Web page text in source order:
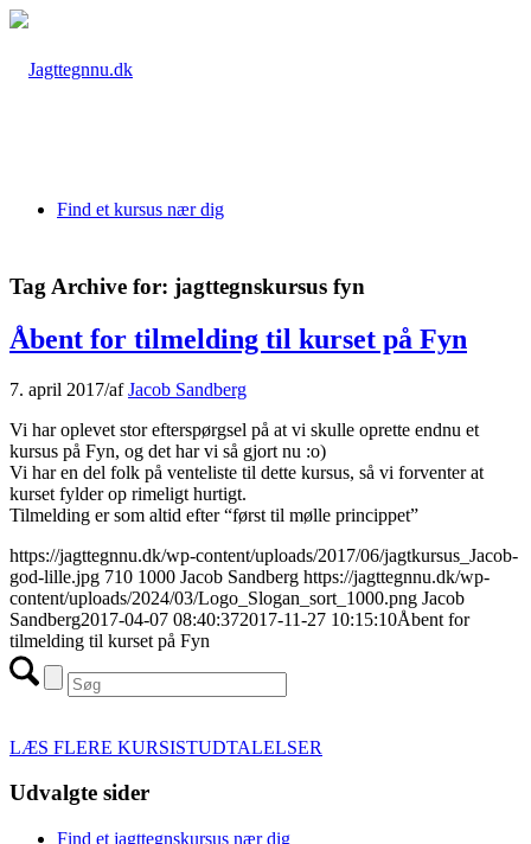
Find et kursus nær dig
Tag Archive for: jagttegnskursus fyn
Åbent for tilmelding til kurset på Fyn
7. april 2017/afJacob Sandberg
Vi har oplevet stor efterspørgsel på at vi skulle oprette endnu et
kursus på Fyn, og det har vi så gjort nu :o)
Vi har en del folk på venteliste til dette kursus, så vi forventer at
kurset fylder op rimeligt hurtigt.
Tilmelding er som altid efter “først til mølle princippet”
https://jagttegnnu.dk/wp-content/uploads/2017/06/jagtkursus_Jacob-
god-lille.jpg 710 1000 Jacob Sandberg https://jagttegnnu.dk/wp-
content/uploads/2024/03/Logo_Slogan_sort_1000.png Jacob
Sandberg2017-04-07 08:40:372017-11-27 10:15:10Åbent for
tilmelding til kurset på Fyn
LÆS FLERE KURSISTUDTALELSER
Udvalgte sider
Find et jagttegnskursus nær dig